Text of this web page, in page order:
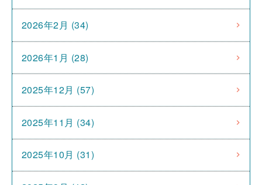
2026年2月 (34)
2026年1月 (28)
2025年12月 (57)
2025年11月 (34)
2025年10月 (31)